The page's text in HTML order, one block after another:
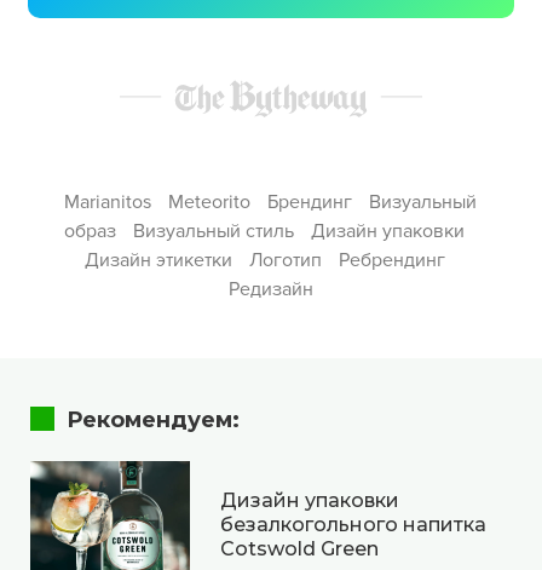
Marianitos Meteorito Брендинг
Визуальный
образ
Визуальный стиль
Дизайн упаковки
Дизайн этикетки
Логотип
Ребрендинг
Редизайн
Рекомендуем:
Дизайн упаковки
безалкогольного напитка
Cotswold Green